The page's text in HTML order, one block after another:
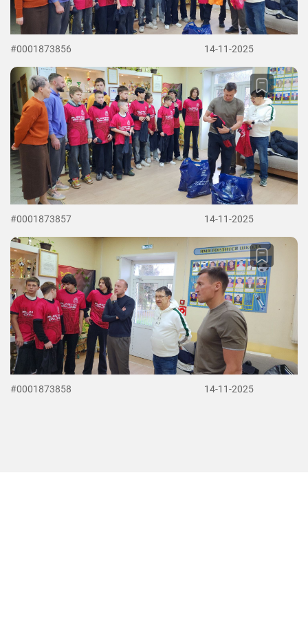
#0001873856 14-11-2025
#0001873857 14-11-2025
#0001873858 14-11-2025